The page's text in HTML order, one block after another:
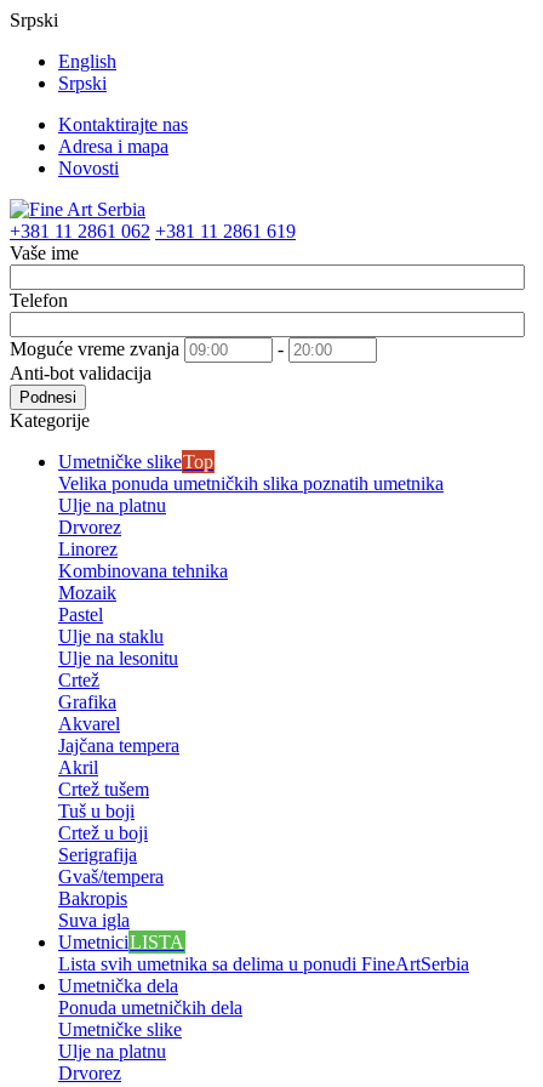
Srpski
English
Srpski
Kontaktirajte nas
Adresa i mapa
Novosti
+381 11 2861 062 +381 11 2861 619
Vaše ime
Telefon
Moguće vreme zvanja
-
Anti-bot validacija
Podnesi
Kategorije
Umetničke slikeTop
Velika ponuda umetničkih slika poznatih umetnika
Ulje na platnu
Drvorez
Linorez
Kombinovana tehnika
Mozaik
Pastel
Ulje na staklu
Ulje na lesonitu
Crtež
Grafika
Akvarel
Jajčana tempera
Akril
Crtež tušem
Tuš u boji
Crtež u boji
Serigrafija
Gvaš/tempera
Bakropis
Suva igla
UmetniciLISTA
Lista svih umetnika sa delima u ponudi FineArtSerbia
Umetnička dela
Ponuda umetničkih dela
Umetničke slike
Ulje na platnu
Drvorez